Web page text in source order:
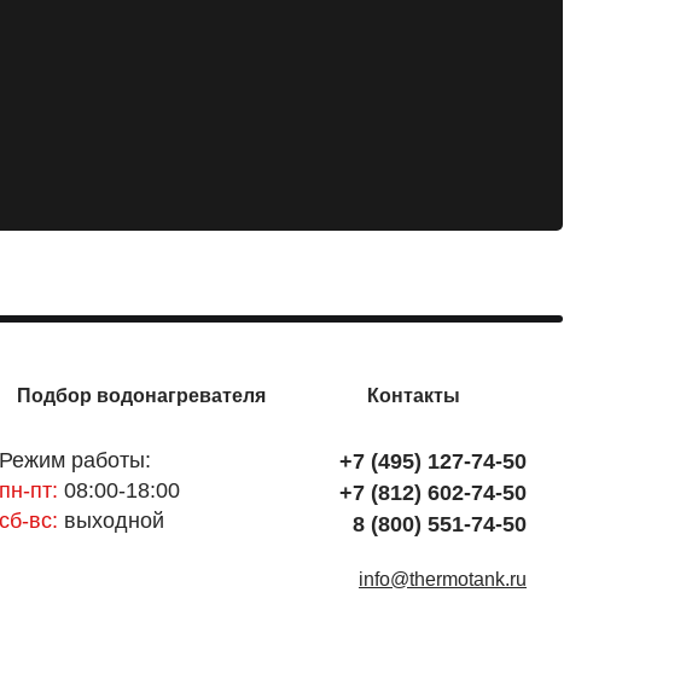
Подбор водонагревателя Контакты
Режим работы:
пн-пт: 08:00-18:00
сб-вс: выходной
+7 (495) 127-74-50
+7 (812) 602-74-50
8 (800) 551-74-50
info@thermotank.ru